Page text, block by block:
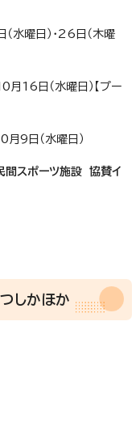
水曜日）・26日（木曜
月16日（水曜日）【プー
月9日（水曜日）
スポーツ施設 協賛イ
つしかほか